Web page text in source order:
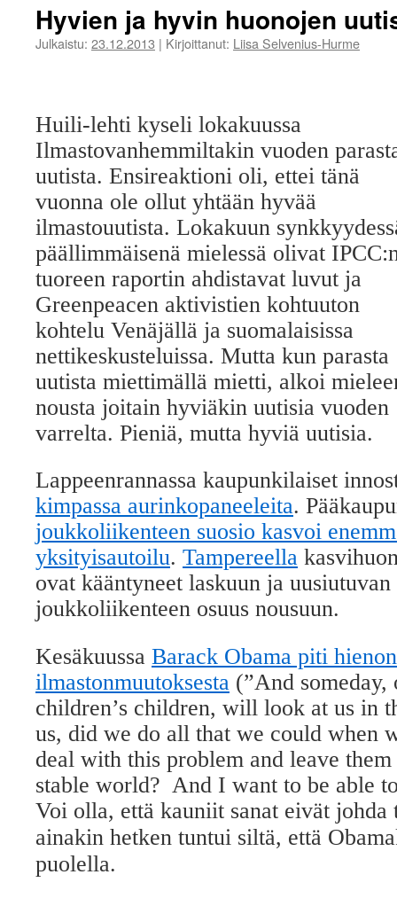
Hyvien ja hyvin huonojen
Julkaistu: 23.12.2013 | Kirjoittanut: Liisa Selvenius-Hurme
Huili-lehti kyseli lokakuussa
Ilmastovanhemmiltakin vuoden
uutista. Ensireaktioni oli, ettei tänä
vuonna ole ollut yhtään hyvää
ilmastouutista. Lokakuun
päällimmäisenä mielessä olivat
tuoreen raportin ahdistavat luvut ja
Greenpeacen aktivistien kohtuuton
kohtelu Venäjällä ja suomalaisissa
nettikeskusteluissa. Mutta kun parasta
uutista miettimällä mietti, alkoi
nousta joitain hyviäkin uutisia vuoden
varrelta. Pieniä, mutta hyviä uutisia.
Lappeenrannassa kaupunkilaiset
kimpassa aurinkopaneeleita.
joukkoliikenteen suosio kasvoi
yksityisautoilu. Tampereella
ovat kääntyneet laskuun ja
joukkoliikenteen osuus nousuun.
Kesäkuussa Barack Obama piti
ilmastonmuutoksesta (”And
children’s children, will look at us in
us, did we do all that we could when
deal with this problem and leave
stable world? And I want to be able
Voi olla, että kauniit sanat eivät johda
ainakin hetken tuntui siltä, että
puolella.